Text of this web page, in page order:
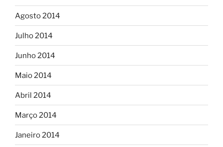
Agosto 2014
Julho 2014
Junho 2014
Maio 2014
Abril 2014
Março 2014
Janeiro 2014